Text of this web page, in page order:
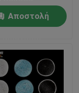
ζωής
Αποστολή